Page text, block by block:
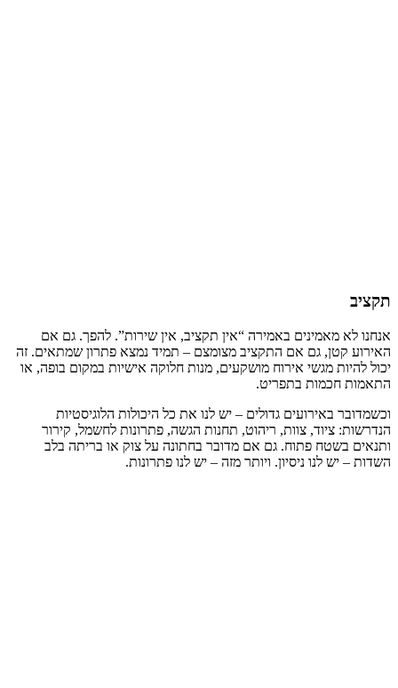
תקציב
אנחנו לא מאמינים באמירה “אין תקציב, אין שירות”. להפך. גם אם
האירוע קטן, גם אם התקציב מצומצם – תמיד נמצא פתרון שמתאים. זה
יכול להיות מגשי אירוח מושקעים, מנות חלוקה אישיות במקום בופה, או
התאמות חכמות בתפריט.
וכשמדובר באירועים גדולים – יש לנו את כל היכולות הלוגיסטיות
הנדרשות: ציוד, צוות, ריהוט, תחנות הגשה, פתרונות לחשמל, קירור
ותנאים בשטח פתוח. גם אם מדובר בחתונה על צוק או בריתה בלב
השדות – יש לנו ניסיון. ויותר מזה – יש לנו פתרונות.